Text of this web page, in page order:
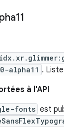
alpha11 .
à l'API
fonts est